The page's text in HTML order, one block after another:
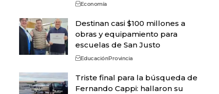
Economía
Destinan casi $100 millones a
obras y equipamiento para
escuelas de San Justo
EducaciónProvincia
Triste final para la búsqueda de
Fernando Cappi: hallaron su